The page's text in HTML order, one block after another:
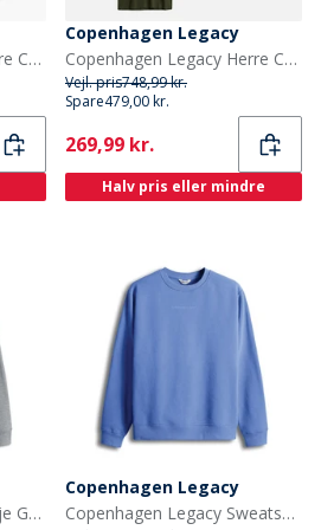
Copenhagen Legacy Herre Crew Hjerte print sweatshirt Sort
Copenhagen Legacy
Copenhagen Legacy Herre Copehagen Legacy Ti Pak T Shirts Multi
Vejl. pris748,99 kr.
Spare479,00 kr.
Current
269,99 kr.
Halv pris eller mindre
Copenhagen Legacy Trøje Grå Melange
Copenhagen Legacy
Copenhagen Legacy Sweatshirts Blå